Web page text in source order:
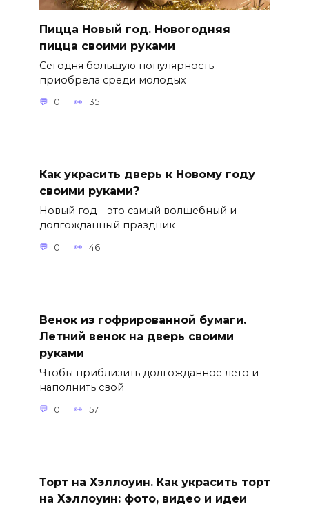
Пицца Новый год. Новогодняя
пицца своими руками
Сегодня большую популярность
приобрела среди молодых
0 35
Как украсить дверь к Новому году
своими руками?
Новый год – это самый волшебный и
долгожданный праздник
0 46
Венок из гофрированной бумаги.
Летний венок на дверь своими
руками
Чтобы приблизить долгожданное лето и
наполнить свой
0 57
Торт на Хэллоуин. Как украсить торт
на Хэллоуин: фото, видео и идеи